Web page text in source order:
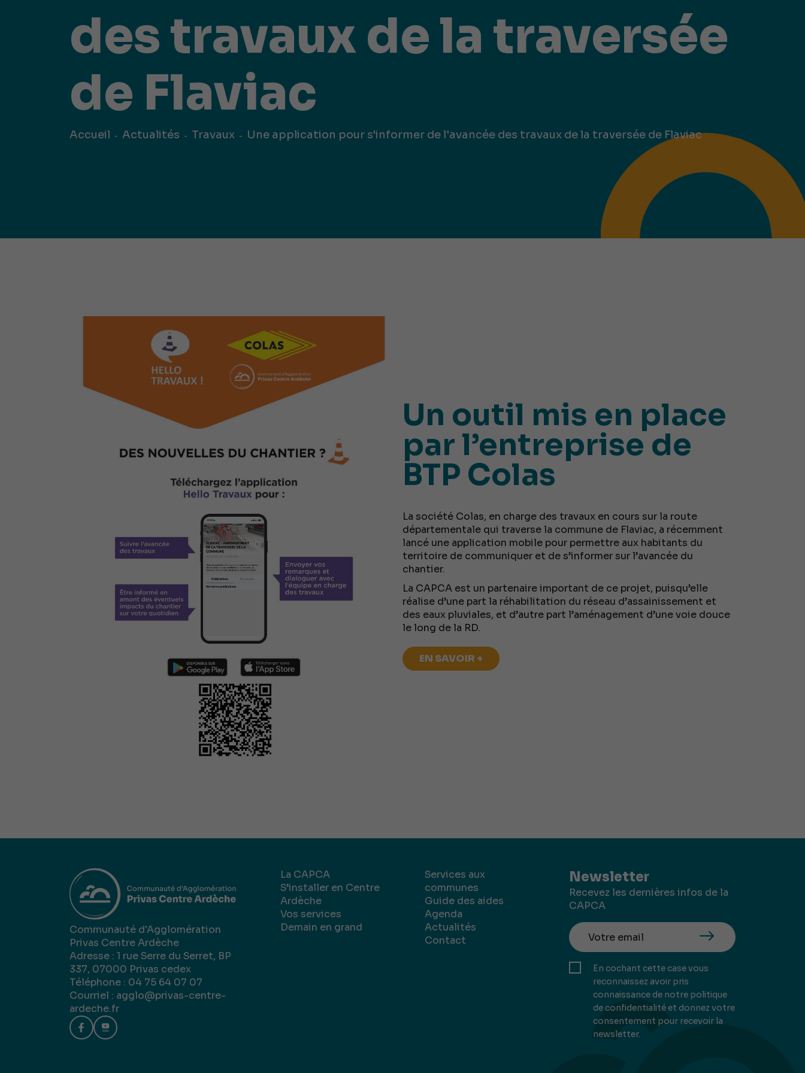
Un territoire
concerné par les
enjeux
Schéma de
Cohérence
Territoriale
Ressourceries
Tri des biodéchets
des travaux de la traversée
de Flaviac
Accueil Actualités Travaux Une application pour s'informer de l'avancée des travaux de la traversée de Flaviac
Un outil mis en place
par l’entreprise de
BTP Colas
La société Colas, en charge des travaux en cours sur la route
départementale qui traverse la commune de Flaviac, a récemment
lancé une application mobile pour permettre aux habitants du
territoire de communiquer et de s’informer sur l’avancée du
chantier.
La CAPCA est un partenaire important de ce projet, puisqu’elle
réalise d’une part la réhabilitation du réseau d’assainissement et
des eaux pluviales, et d’autre part l’aménagement d’une voie douce
le long de la RD.
EN SAVOIR +
Communauté d'Agglomération
Privas Centre Ardèche
Adresse : 1 rue Serre du Serret, BP
337, 07000 Privas cedex
Téléphone : 04 75 64 07 07
Courriel : agglo@privas-centre-
ardeche.fr
La CAPCA
S’installer en Centre
Ardèche
Vos services
Demain en grand
Services aux
communes
Guide des aides
Agenda
Actualités
Contact
Newsletter
Recevez les dernières infos de la
CAPCA
En cochant cette case vous
reconnaissez avoir pris
connaissance de notre politique
de confidentialité et donnez votre
consentement pour recevoir la
newsletter.